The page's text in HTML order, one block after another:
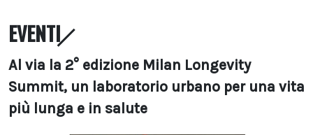
EVENTI
Al via la 2° edizione Milan Longevity
Summit, un laboratorio urbano per una vita
più lunga e in salute